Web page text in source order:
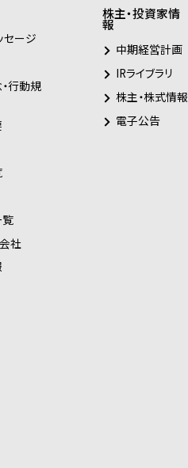
セージ
行動規
社
株主・投資家情
報
中期経営計画
IRライブラリ
株主・株式情報
電子公告